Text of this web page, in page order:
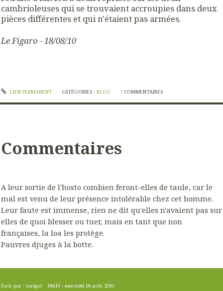
cambrioleuses qui se trouvaient accroupies dans deux
pièces différentes et qui n'étaient pas armées.
Le Figaro - 18/08/10
LIEN PERMANENT CATÉGORIES : BLOG 7 COMMENTAIRES
Commentaires
A leur sortie de l'hosto combien feront-elles de taule, car le
mal est venu de leur présence intolérable chez cet homme.
Leur faute est immense, rien ne dit qu'elles n'avaient pas sur
elles de quoi blesser ou tuer, mais en tant que non
françaises, la loa les protège.
Pauvres djuges à la botte.
Écrit par : turigol 18h19 -mercredi 18 août 2010